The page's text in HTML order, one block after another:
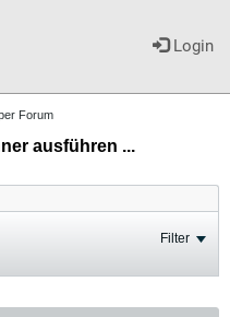
Login
Forum
ausführen ...
Filter